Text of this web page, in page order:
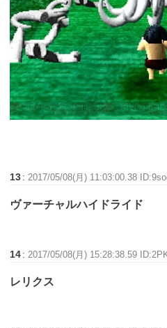
13 : 2017/05/08(月) 11:03:00.38
ヴァーチャルハイドライド
14 : 2017/05/08(月) 15:28:38.59
レリクス